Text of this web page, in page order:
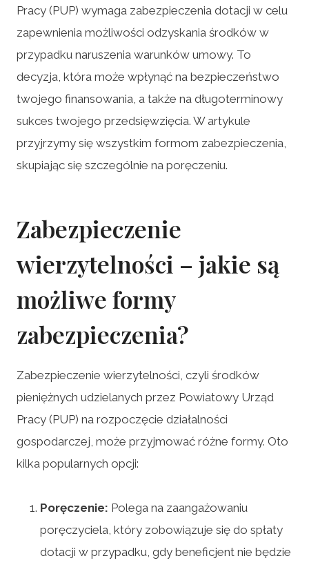
Pracy (PUP) wymaga zabezpieczenia dotacji w celu
zapewnienia możliwości odzyskania środków w
przypadku naruszenia warunków umowy. To
decyzja, która może wpłynąć na bezpieczeństwo
twojego finansowania, a także na długoterminowy
sukces twojego przedsięwzięcia. W artykule
przyjrzymy się wszystkim formom zabezpieczenia,
skupiając się szczególnie na poręczeniu.
Zabezpieczenie
wierzytelności – jakie są
możliwe formy
zabezpieczenia?
Zabezpieczenie wierzytelności, czyli środków
pieniężnych udzielanych przez Powiatowy Urząd
Pracy (PUP) na rozpoczęcie działalności
gospodarczej, może przyjmować różne formy. Oto
kilka popularnych opcji:
Poręczenie: Polega na zaangażowaniu
poręczyciela, który zobowiązuje się do spłaty
dotacji w przypadku, gdy beneficjent nie będzie